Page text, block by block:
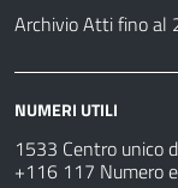
Archivio Atti fino al
NUMERI UTILI
1533 Centro unico
+116 117 Numero